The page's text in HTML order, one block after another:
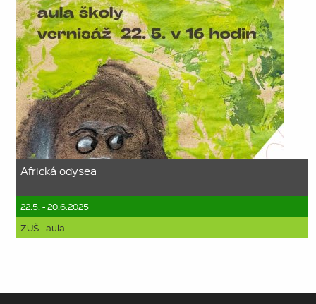
Africká odysea
22.5. - 20.6.2025
ZUŠ - aula